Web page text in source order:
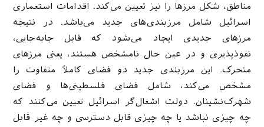
مناطق، شکل مرزها را نیز تعیین می‌کند. اقدامات استعماری
اسرائیل شامل مرزبندی‌های جدید می‌باشد. در نتیجه
مرزهای جدیدی ایجاد می‌شود که قابل جابه‌جایی،
نفوذپذیری و در عین حال نامشخص هستند، یعنی مرزهای
متحرک. این مرزبندی جدید دو فضای کاملاً متفاوت را
مشخص می‌کند، شامل فضای فلسطینی‌ها و فضای
شهرک‌نشینان. دولت اشغال‌گر اسرائیل تعیین می‌کنند که
چه چیزی نباشد یا چه چیزی قابل دسترسی و چه غیر قابل